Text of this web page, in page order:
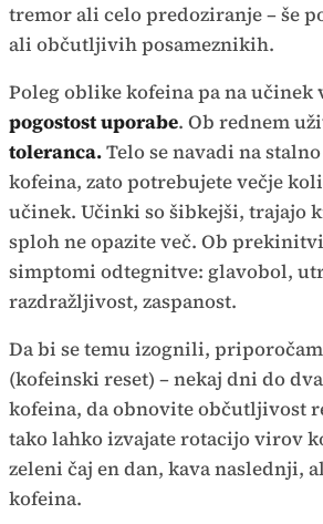
tremor ali celo predoziranje – še
ali občutljivih posameznikih.
Poleg oblike kofeina pa na
pogostost uporabe. Ob rednem
toleranca.Telo se navadi na
kofeina, zato potrebujete večje
učinek. Učinki so šibkejši, trajajo
sploh ne opazite več. Ob
simptomi odtegnitve: glavobol,
razdražljivost, zaspanost.
Da bi se temu izognili,
(kofeinski reset) – nekaj dni do
kofeina, da obnovite občutljivost
tako lahko izvajate rotacijo virov
zeleni čaj en dan, kava naslednji,
kofeina.